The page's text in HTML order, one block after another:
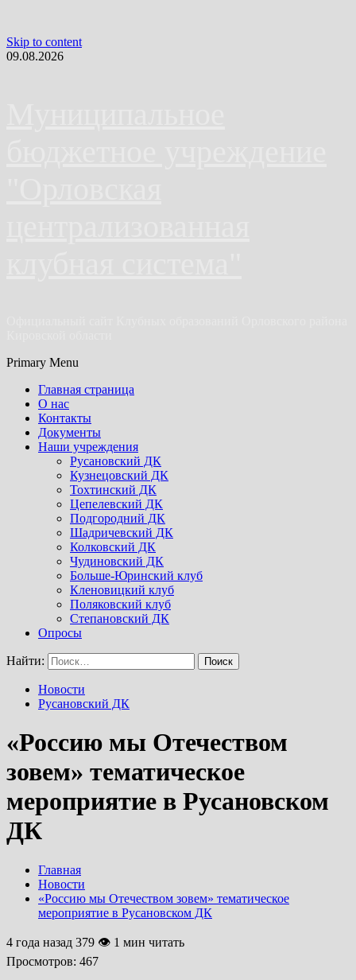
Skip to content
09.08.2026
Primary Menu
Главная страница
О нас
Контакты
Документы
Наши учреждения
Русановский ДК
Кузнецовский ДК
Тохтинский ДК
Цепелевский ДК
Подгородний ДК
Шадричевский ДК
Колковский ДК
Чудиновский ДК
Больше-Юринский клуб
Кленовицкий клуб
Поляковский клуб
Степановский ДК
Опросы
Найти:
Новости
Русановский ДК
«Россию мы Отечеством
зовем» тематическое
мероприятие в Русановском
ДК
Главная
Новости
«Россию мы Отечеством зовем» тематическое
мероприятие в Русановском ДК
4 года назад 379 👁 1 мин читать
Просмотров: 467